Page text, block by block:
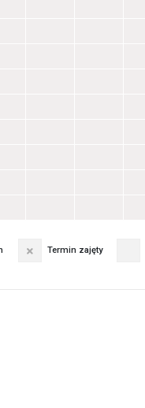
Termin zajęty